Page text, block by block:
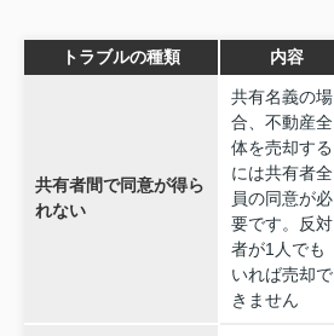
トラブルの種類 内容
共有者間で同意が得ら
れない
共有名義の場
合、不動産全
体を売却する
には共有者全
員の同意が必
要です。反対
者が1人でも
いれば売却で
きません